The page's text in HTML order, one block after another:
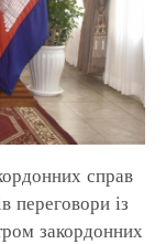
справ
переговори із
закордонних